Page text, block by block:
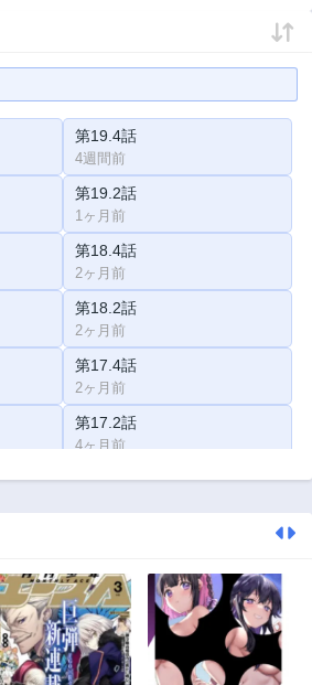
第19.4話
4週間前
第19.2話
1ヶ月前
第18.4話
2ヶ月前
第18.2話
2ヶ月前
第17.4話
2ヶ月前
第17.2話
4ヶ月前
第16.4話
第15.4話
5ヶ月前
第15.2話
6ヶ月前